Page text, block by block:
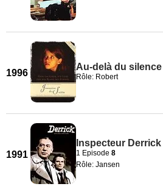
1996
Au-delà du silence
Rôle: Robert
1991
Inspecteur
1 Episode 8
Rôle: Jansen